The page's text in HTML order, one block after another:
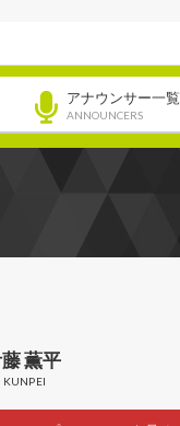
アナウンサー一覧
ANNOUNCERS
薫平
KUNPEI